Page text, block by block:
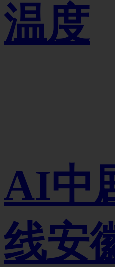
温度
AI中
线安